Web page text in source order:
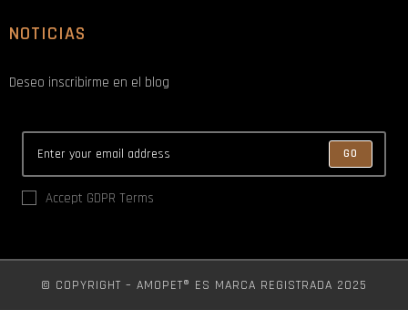
NOTICIAS
Deseo inscribirme en el blog
GO
Accept GDPR Terms
© COPYRIGHT – AMOPET® ES MARCA REGISTRADA 2025